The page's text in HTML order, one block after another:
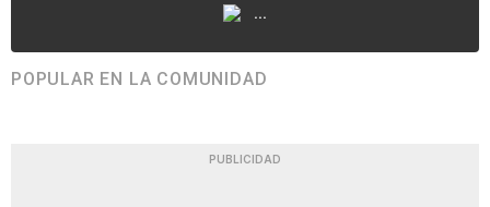
...
POPULAR EN LA COMUNIDAD
PUBLICIDAD